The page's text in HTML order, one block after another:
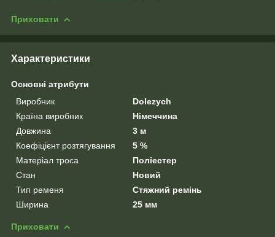
Приховати
Характеристики
Основні атрибути
Виробник
Dolezych
Країна виробник
Німеччина
Довжина
3 м
Коефіцієнт розтягування
5 %
Матеріал троса
Поліестер
Стан
Новий
Тип ременя
Стяжний ремінь
Ширина
25 мм
Приховати